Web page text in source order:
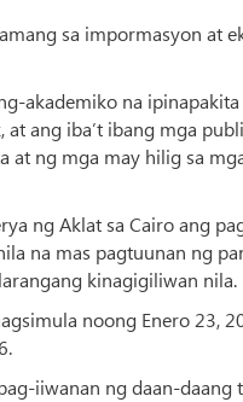
sa impormasyon at
akademiko na
ang iba’t ibang mga
ng mga may hilig sa
ng Aklat sa Cairo ang
na mas pagtuunan ng
kinagigiliwan nila.
noong Enero 23,
iiwanan ng daan-daang